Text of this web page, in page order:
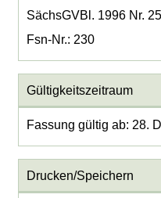
SächsGVBl. 1996 Nr.
Fsn-Nr.: 230
Gültigkeitszeitraum
Fassung gültig ab: 28.
Drucken/Speichern